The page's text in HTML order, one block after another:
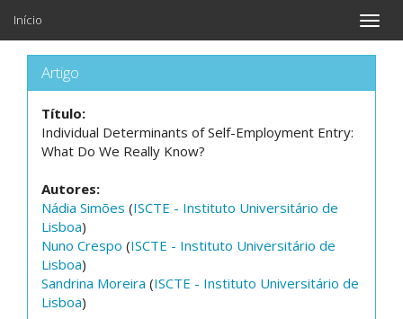
Toggle
Início
Artigo
Título:
Individual Determinants of Self-Employment Entry:
What Do We Really Know?
Autores:
Nádia Simões (ISCTE - Instituto Universitário de
Lisboa)
Nuno Crespo (ISCTE - Instituto Universitário de
Lisboa)
Sandrina Moreira (ISCTE - Instituto Universitário de
Lisboa)